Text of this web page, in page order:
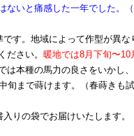
ないと痛感した一年でした。
です。地域によって作型が異な
ださい。 暖地では8月下旬〜10
は本種の馬力の良さをいかし、
旬まで蒔けます。（春蒔きも
りの袋でお届けいたします。